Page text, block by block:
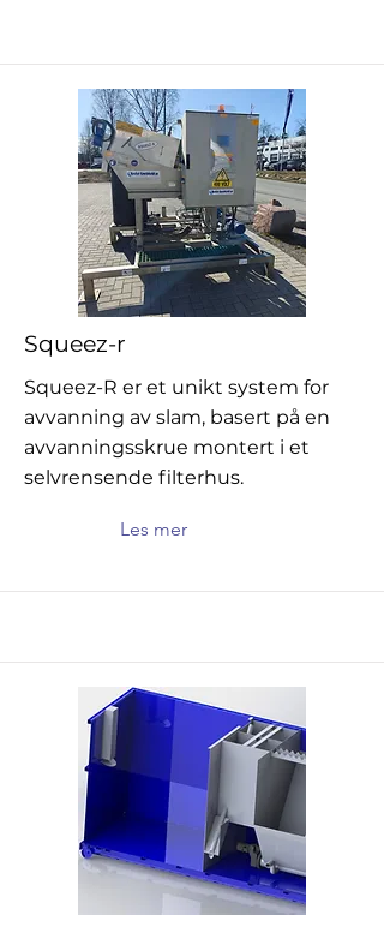
Squeez-r
Squeez-R er et unikt system for
avvanning av slam, basert på en
avvanningsskrue montert i et
selvrensende filterhus.
Les mer